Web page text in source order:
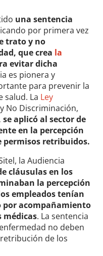
una sentencia
por primera vez
trato y no
que crea la
evitar dicha
es pionera y
para prevenir la
salud. La Ley
No Discriminación,
se aplicó al sector de
en la percepción
permisos retribuidos.
la Audiencia
cláusulas en los
la percepción
empleados tenían
por acompañamiento
médicas. La sentencia
no deben
de los